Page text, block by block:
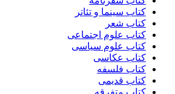
کتاب سینما و تئاتر
کتاب شعر
کتاب علوم اجتماعی
کتاب علوم سیاسی
کتاب عکاسی
کتاب فلسفه
کتاب قدیمی